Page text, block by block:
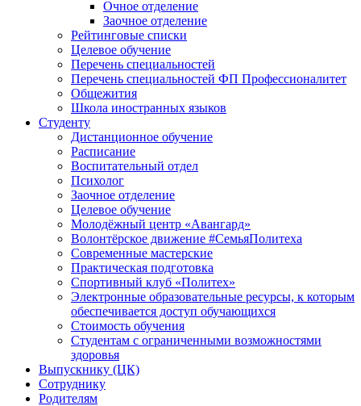
Очное отделение
Заочное отделение
Рейтинговые списки
Целевое обучение
Перечень специальностей
Перечень специальностей ФП Профессионалитет
Общежития
Школа иностранных языков
Студенту
Дистанционное обучение
Расписание
Воспитательный отдел
Психолог
Заочное отделение
Целевое обучение
Молодёжный центр «Авангард»
Волонтёрское движение #СемьяПолитеха
Современные мастерские
Практическая подготовка
Спортивный клуб «Политех»
Электронные образовательные ресурсы, к которым
обеспечивается доступ обучающихся
Стоимость обучения
Студентам с ограниченными возможностями
здоровья
Выпускнику (ЦК)
Сотруднику
Родителям